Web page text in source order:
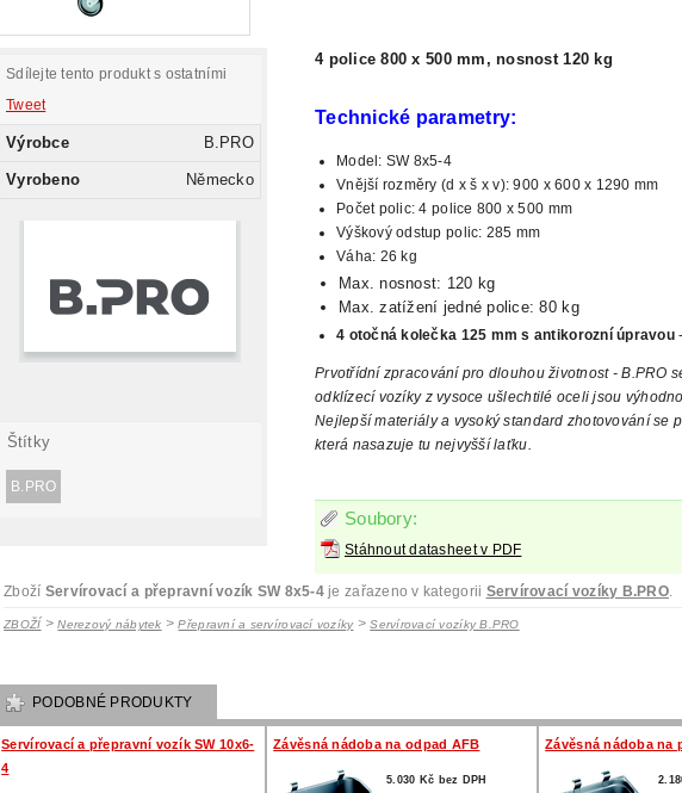
Sdílejte tento produkt s ostatními
Tweet
Výrobce B.PRO
Vyrobeno Německo
Štítky
B.PRO
4 police 800 x 500 mm, nosnost 120 kg
Technické parametry:
Model: SW 8x5-4
Vnější rozměry (d x š x v): 900 x 600 x 1290 mm
Počet polic: 4 police 800 x 500 mm
Výškový odstup polic: 285 mm
Váha: 26 kg
Max. nosnost: 120 kg
Max. zatížení jedné police: 80 kg
4 otočná kolečka 125 mm s antikorozní úpravou
Prvotřídnízpracování pro dlouhou životnost - B.PRO
odklízecí vozíky z vysoce ušlechtilé oceli jsou
Nejlepší materiály a vysoký standard zhotovování se
která nasazuje tu nejvyšší laťku.
Soubory:
Stáhnout datasheet v PDF
Zboží Servírovací a přepravní vozík SW 8x5-4je zařazeno v kategorii Servírovací vozíky B.PRO
ZBOŽÍ>Nerezový nábytek >Přepravní a servírovací vozíky>Servírovací vozíky B.PRO
PODOBNÉ PRODUKTY
Servírovací a přepravní vozík SW 10x6-
4
Závěsná nádoba na odpad AFB
5.030 Kč bez DPH
Závěsná nádoba na